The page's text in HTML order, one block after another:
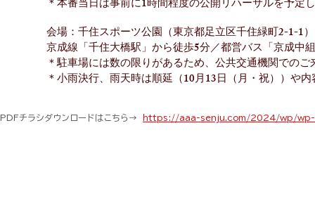
＊本番当日は事前に1時間程度の公開リハーサルを予定
会場：千住スポーツ公園（東京都足立区千住緑町2-1-1）
京成線「千住大橋駅」から徒歩5分／都営バス「京成中
＊駐車場には数の限りがあるため、公共交通機関での
＊小雨決行、雨天時は順延（10月13日（月・祝））や
PDFチラシダウンロードはこちら→ https://aaa-senju.com/2024/wp/